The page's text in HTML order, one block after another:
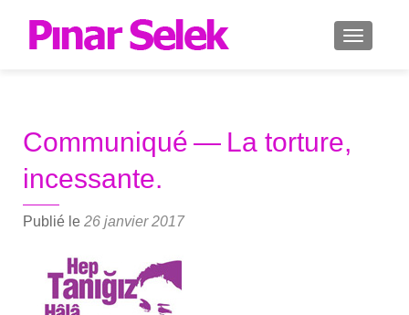
Communiqué — La torture,
incessante.
Publié le 26 janvier 2017